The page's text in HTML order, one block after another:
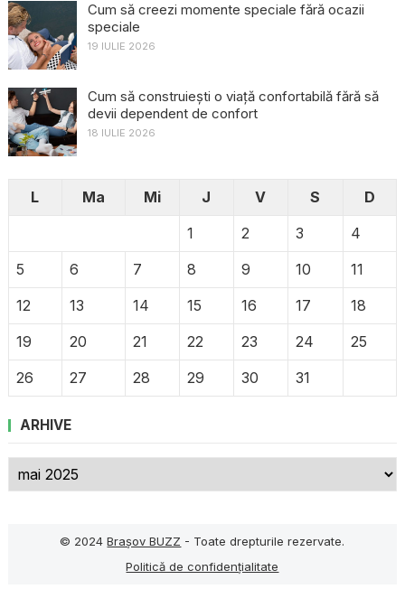
Cum să creezi momente speciale fără ocazii
speciale
19 IULIE 2026
Cum să construiești o viață confortabilă fără să
devii dependent de confort
18 IULIE 2026
L Ma Mi J V S
D
1
2 3
4
5
6 7 8 9 10
11
12
13 14 15 16 17
18
19
20 21 22 23 24
25
26
27 28 29 30 31
ARHIVE
Arhive
© 2024Brașov BUZZ - Toate drepturile rezervate.
Politică de confidențialitate